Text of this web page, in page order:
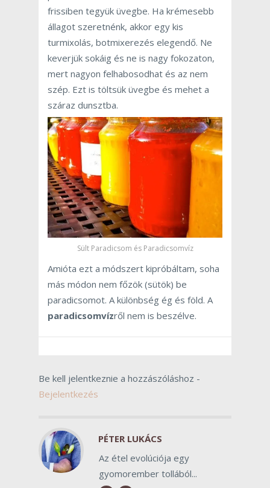
frissiben tegyük üvegbe. Ha krémesebb
állagot szeretnénk, akkor egy kis
turmixolás, botmixerezés elegendő. Ne
keverjük sokáig és ne is nagy fokozaton,
mert nagyon felhabosodhat és az nem
szép. Ezt is töltsük üvegbe és mehet a
száraz dunsztba.
Sült Paradicsom és Paradicsomvíz
Amióta ezt a módszert kipróbáltam, soha
más módon nem főzök (sütök) be
paradicsomot. A különbség ég és föld. A
paradicsomvízről nem is beszélve.
Be kell jelentkeznie a hozzászóláshoz -
Bejelentkezés
PÉTER LUKÁCS
Az étel evolúciója egy
gyomorember tollából...